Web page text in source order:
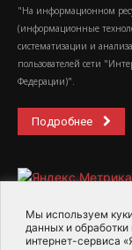
Мы используем
данных и
интернет-сервиса
"На информационном
(информационные
систематизации и
пользователей сети
Федерации)".
Подробнее